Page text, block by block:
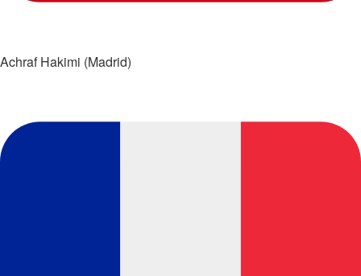
Achraf Hakimi (Madrid)